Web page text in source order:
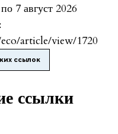
7 август 2026
article/view/1720
ссылок
ссылки